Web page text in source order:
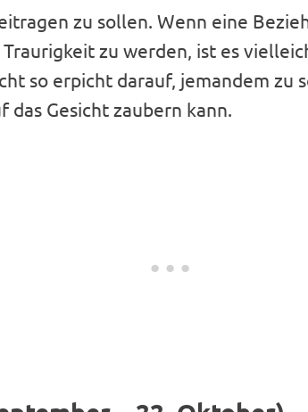
zu sollen. Wenn eine
zu werden, ist es
so erpicht darauf, jemandem zu
das Gesicht zaubern kann.